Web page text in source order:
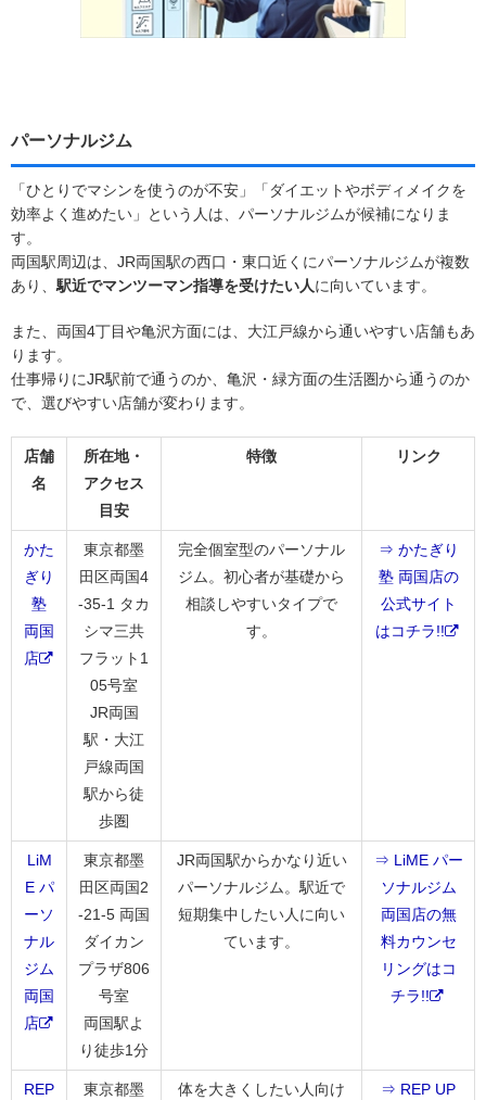
パーソナルジム
「ひとりでマシンを使うのが不安」「ダイエットやボディメイクを
効率よく進めたい」という人は、パーソナルジムが候補になりま
す。
両国駅周辺は、JR両国駅の西口・東口近くにパーソナルジムが複数
あり、駅近でマンツーマン指導を受けたい人に向いています。
また、両国4丁目や亀沢方面には、大江戸線から通いやすい店舗もあ
ります。
仕事帰りにJR駅前で通うのか、亀沢・緑方面の生活圏から通うのか
で、選びやすい店舗が変わります。
店舗
名
所在地・
アクセス
目安
特徴 リンク
かた
ぎり
塾
両国
店
東京都墨
田区両国4
-35-1 タカ
シマ三共
フラット1
05号室
JR両国
駅・大江
戸線両国
駅から徒
歩圏
完全個室型のパーソナル
ジム。初心者が基礎から
相談しやすいタイプで
す。
⇒ かたぎり
塾 両国店の
公式サイト
はコチラ!!
LiM
E パ
ーソ
ナル
ジム
両国
店
東京都墨
田区両国2
-21-5 両国
ダイカン
プラザ806
号室
両国駅よ
り徒歩1分
JR両国駅からかなり近い
パーソナルジム。駅近で
短期集中したい人に向い
ています。
⇒ LiME パー
ソナルジム
両国店の無
料カウンセ
リングはコ
チラ!!
REP
東京都墨
体を大きくしたい人向け
⇒ REP UP